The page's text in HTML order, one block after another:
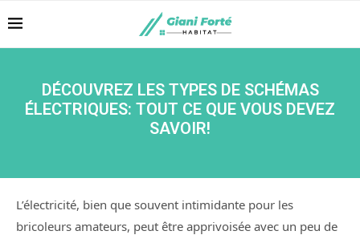
DÉCOUVREZ LES TYPES DE SCHÉMAS
ÉLECTRIQUES: TOUT CE QUE VOUS DEVEZ
SAVOIR!
L’électricité, bien que souvent intimidante pour les
bricoleurs amateurs, peut être apprivoisée avec un peu de